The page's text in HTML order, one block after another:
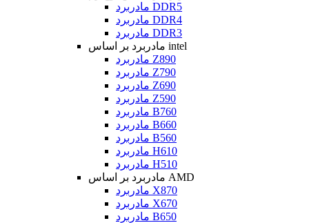
مادربرد DDR5
مادربرد DDR4
مادربرد DDR3
مادربرد بر اساس intel
مادربرد Z890
مادربرد Z790
مادربرد Z690
مادربرد Z590
مادربرد B760
مادربرد B660
مادربرد B560
مادربرد H610
مادربرد H510
مادربرد بر اساس AMD
مادربرد X870
مادربرد X670
مادربرد B650